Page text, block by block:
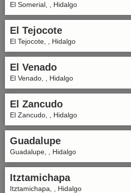
El Somerial, , Hidalgo
El Tejocote
El Tejocote, , Hidalgo
El Venado
El Venado, , Hidalgo
El Zancudo
El Zancudo, , Hidalgo
Guadalupe
Guadalupe, , Hidalgo
Itztamichapa
Itztamichapa, , Hidalgo